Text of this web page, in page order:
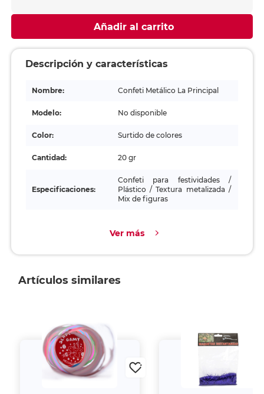
Añadir al carrito
Descripción y características
Nombre: Confeti Metálico La Principal
Modelo: No disponible
Color: Surtido de colores
Cantidad: 20 gr
Especificaciones:
Confeti para festividades /
Plástico / Textura metalizada /
Mix de figuras
Ver más
Artículos similares